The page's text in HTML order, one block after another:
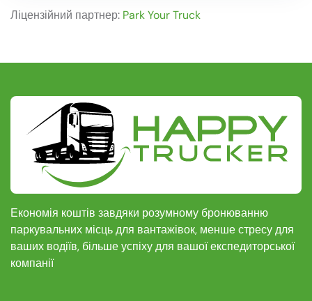
Ліцензійний партнер: Park Your Truck
Економія коштів завдяки розумному бронюванню
паркувальних місць для вантажівок, менше стресу для
ваших водіїв, більше успіху для вашої експедиторської
компанії